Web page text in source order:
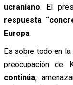
ucraniano. El
respuesta
Europa.
Es sobre todo en
preocupación de
continúa,